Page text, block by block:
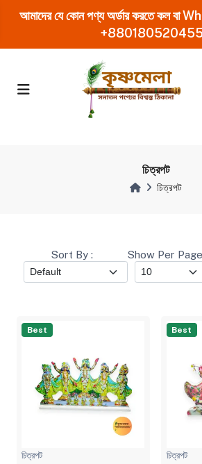
আমাদের যে কোন পণ্য অর্ডার করতে কল বা
চিত্রপট
চিত্রপট
Sort By : Show Per
Best
চিত্রপট
Best
চিত্রপট